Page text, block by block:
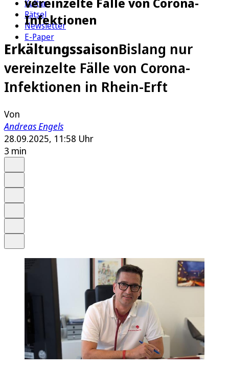
Kultur
Rätsel
Newsletter
E-Paper
Infektionen
ErkältungssaisonBislang nur
vereinzelte Fälle von Corona-
Infektionen in Rhein-Erft
Von
Andreas Engels
28.09.2025, 11:58 Uhr
3 min